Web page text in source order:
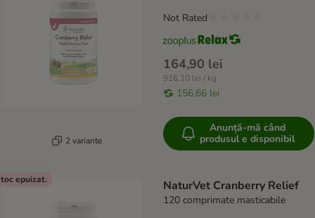
2 variante
164,90 lei
916,10 lei / kg
156,66 lei
Not Rated
Anunță-mă când
produsul e disponibil
epuizat. NaturVet Cranberry Relief
120 comprimate masticabile